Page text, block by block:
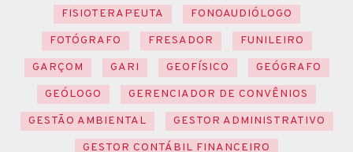
FISIOTERAPEUTA
FONOAUDIÓLOGO
FOTÓGRAFO
FRESADOR
FUNILEIRO
GARÇOM
GARI GEOFÍSICO
GEÓGRAFO
GEÓLOGO
GERENCIADOR DE CONVÊNIOS
GESTÃO AMBIENTAL
GESTOR ADMINISTRATIVO
GESTOR CONTÁBIL FINANCEIRO